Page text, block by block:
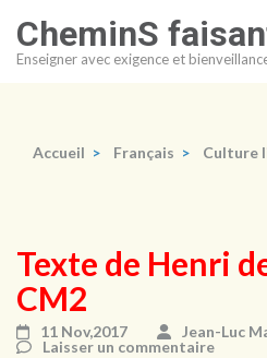
au
contenu
CheminS
Enseigner avec exigence et
Accueil > Français > Culture
Texte de Henri
CM2
11 Nov,2017
Jean-Luc
Laisser un commentaire